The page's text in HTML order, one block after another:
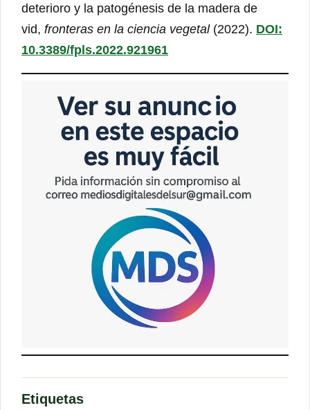
deterioro y la patogénesis de la madera de
vid, fronteras en la ciencia vegetal(2022). DOI:
10.3389/fpls.2022.921961
Etiquetas